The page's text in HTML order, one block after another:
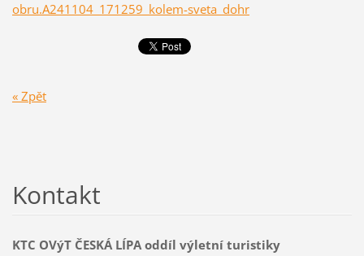
obru.A241104_171259_kolem-sveta_dohr
« Zpět
Kontakt
KTC OVýT ČESKÁ LÍPA oddíl výletní turistiky